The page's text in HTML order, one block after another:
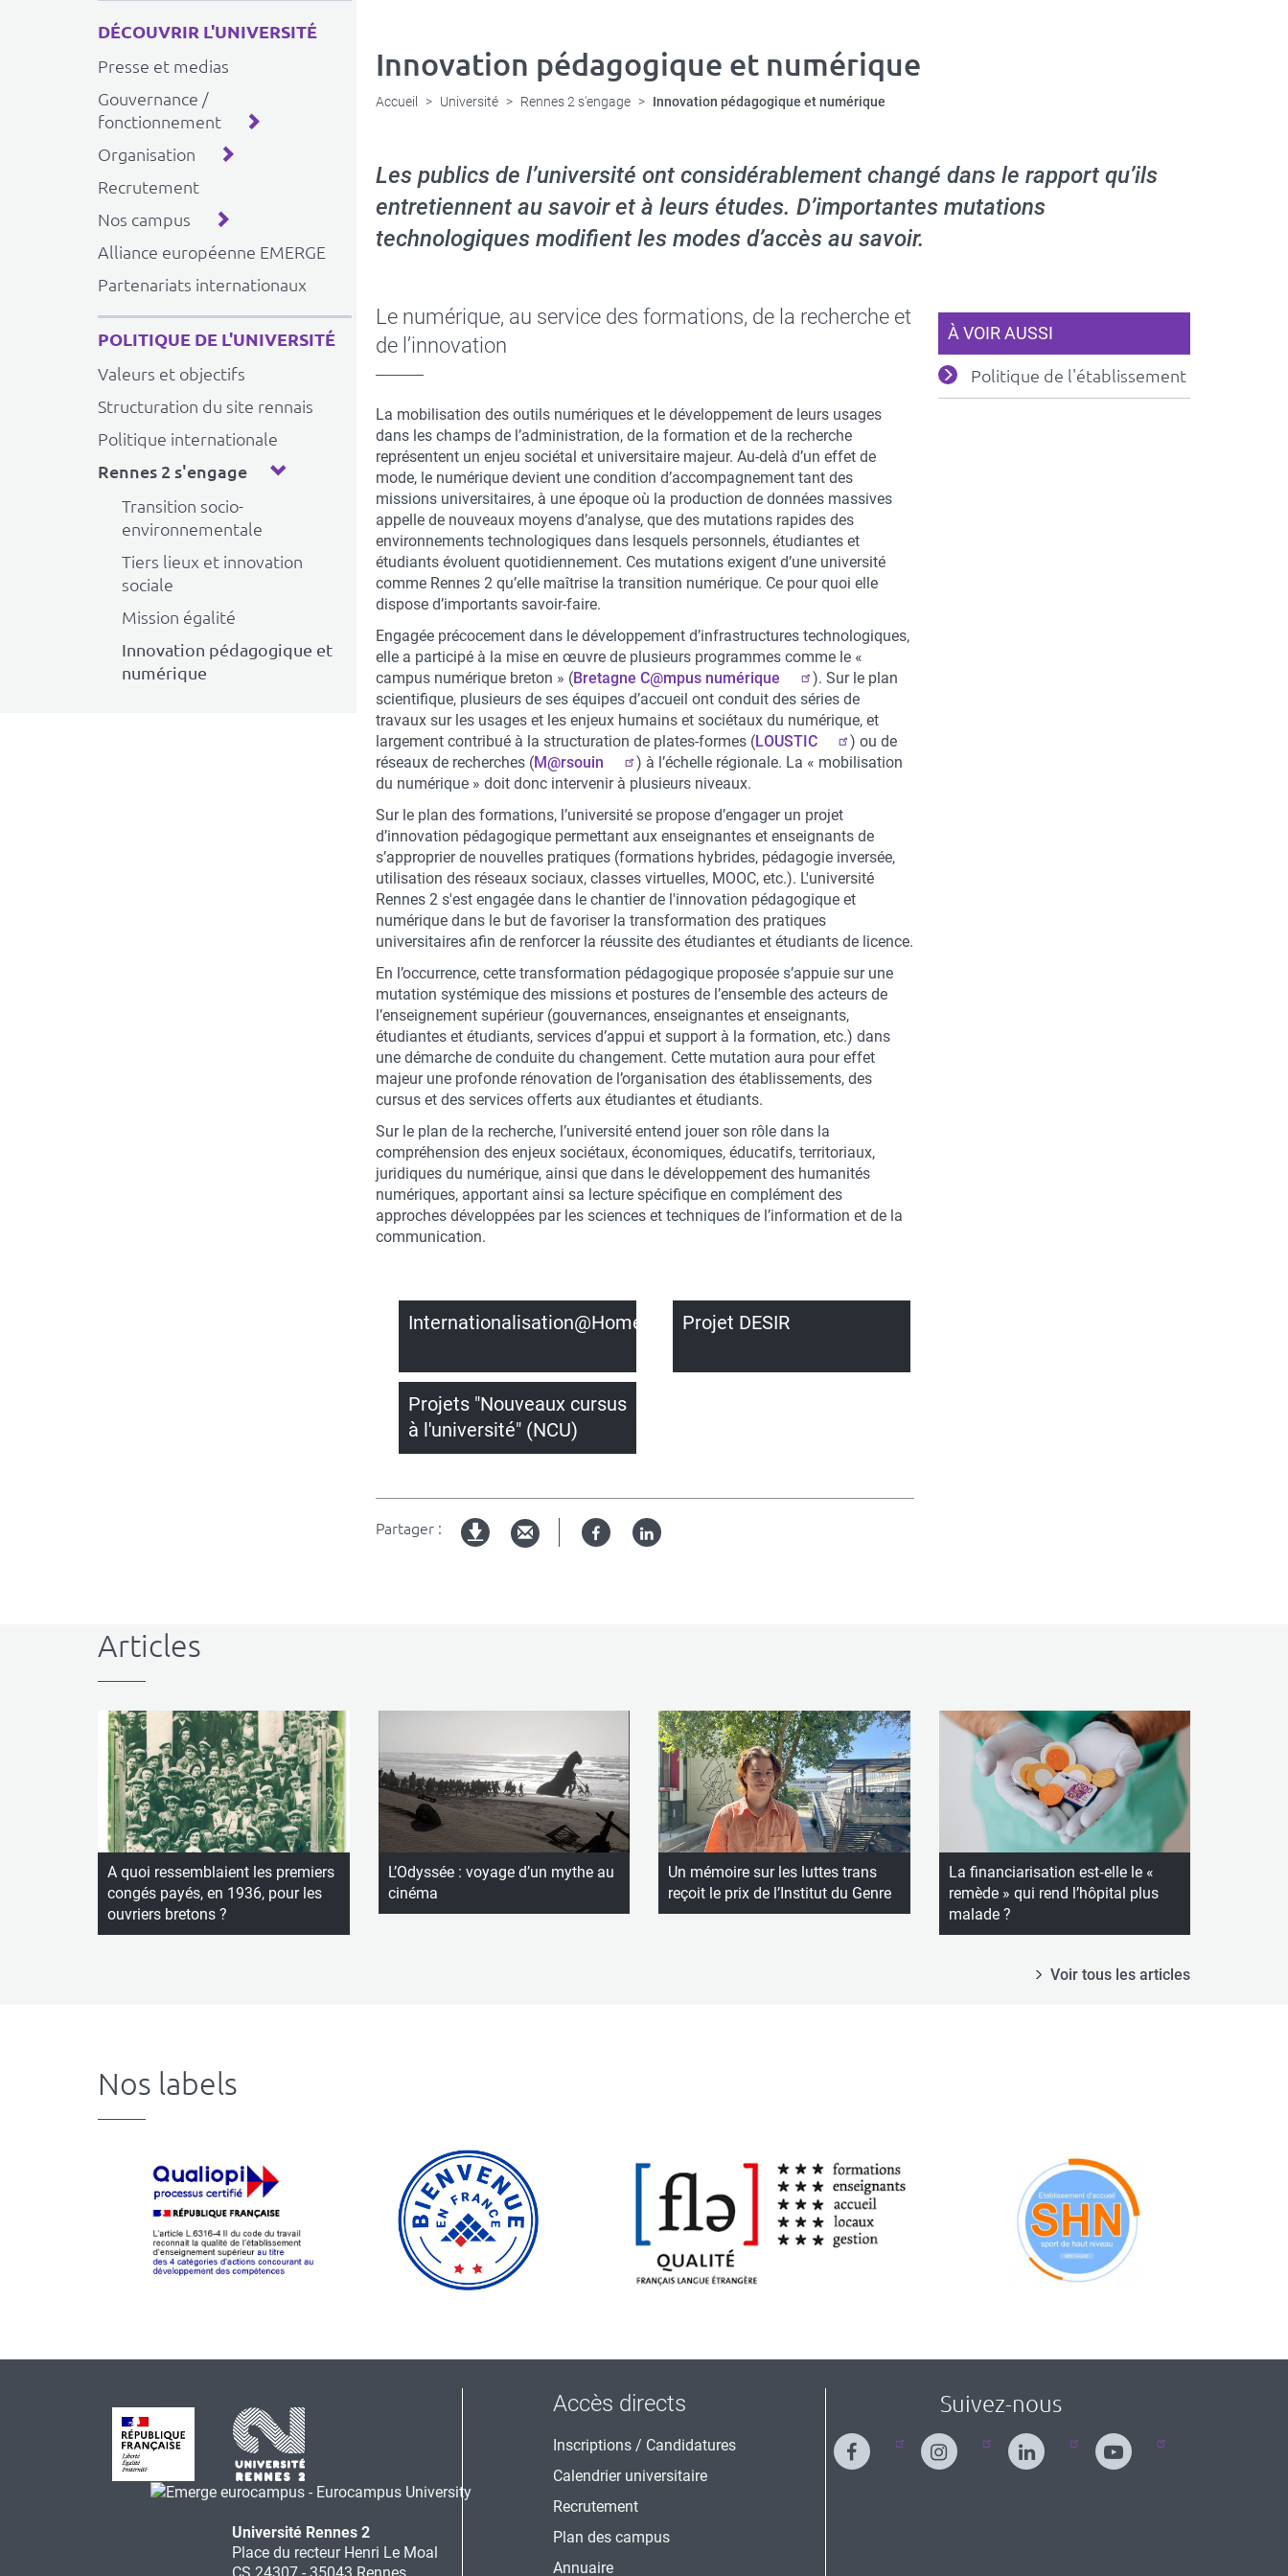
DÉCOUVRIR L'UNIVERSITÉ
Presse et medias
Gouvernance /
fonctionnement
Organisation
Recrutement
Nos campus
Alliance européenne EMERGE
Partenariats internationaux
POLITIQUE DE L'UNIVERSITÉ
Valeurs et objectifs
Structuration du site rennais
Politique internationale
Rennes 2 s'engage
Transition socio-
environnementale
Tiers lieux et innovation
sociale
Mission égalité
Innovation pédagogique et
numérique
Innovation pédagogique et numérique
Accueil Université Rennes 2 s'engage Innovation pédagogique et numérique
Les publics de l’université ont considérablement changé dans le rapport qu’ils
entretiennent au savoir et à leurs études. D’importantes mutations
technologiques modifient les modes d’accès au savoir.
Le numérique, au service des formations, de la recherche et
de l’innovation
La mobilisation des outils numériques et le développement de leurs usages
dans les champs de l’administration, de la formation et de la recherche
représentent un enjeu sociétal et universitaire majeur. Au-delà d’un effet de
mode, le numérique devient une condition d’accompagnement tant des
missions universitaires, à une époque où la production de données massives
appelle de nouveaux moyens d’analyse, que des mutations rapides des
environnements technologiques dans lesquels personnels, étudiantes et
étudiants évoluent quotidiennement. Ces mutations exigent d’une université
comme Rennes 2 qu’elle maîtrise la transition numérique. Ce pour quoi elle
dispose d’importants savoir-faire.
Engagée précocement dans le développement d’infrastructures technologiques,
elle a participé à la mise en œuvre de plusieurs programmes comme le «
campus numérique breton » (Bretagne C@mpus numérique
). Sur le plan
scientifique, plusieurs de ses équipes d’accueil ont conduit des séries de
travaux sur les usages et les enjeux humains et sociétaux du numérique, et
largement contribué à la structuration de plates-formes (LOUSTIC
) ou de
réseaux de recherches (M@rsouin
) à l’échelle régionale. La « mobilisation
du numérique » doit donc intervenir à plusieurs niveaux.
Sur le plan des formations, l’université se propose d’engager un projet
d’innovation pédagogique permettant aux enseignantes et enseignants de
s’approprier de nouvelles pratiques (formations hybrides, pédagogie inversée,
utilisation des réseaux sociaux, classes virtuelles, MOOC, etc.). L'université
Rennes 2 s'est engagée dans le chantier de l'innovation pédagogique et
numérique dans le but de favoriser la transformation des pratiques
universitaires afin de renforcer la réussite des étudiantes et étudiants de licence.
En l’occurrence, cette transformation pédagogique proposée s’appuie sur une
mutation systémique des missions et postures de l’ensemble des acteurs de
l’enseignement supérieur (gouvernances, enseignantes et enseignants,
étudiantes et étudiants, services d’appui et support à la formation, etc.) dans
une démarche de conduite du changement. Cette mutation aura pour effet
majeur une profonde rénovation de l’organisation des établissements, des
cursus et des services offerts aux étudiantes et étudiants.
Sur le plan de la recherche, l’université entend jouer son rôle dans la
compréhension des enjeux sociétaux, économiques, éducatifs, territoriaux,
juridiques du numérique, ainsi que dans le développement des humanités
numériques, apportant ainsi sa lecture spécifique en complément des
approches développées par les sciences et techniques de l’information et de la
communication.
Internationalisation@Home Projet DESIR
Projets "Nouveaux cursus
à l'université" (NCU)
Partager : FacebookLinked
À VOIR AUSSI
Politique de l'établissement
Articles
A quoi ressemblaient les premiers
congés payés, en 1936, pour les
ouvriers bretons ?
L’Odyssée : voyage d’un mythe au
cinéma
Un mémoire sur les luttes trans
reçoit le prix de l’Institut du Genre
La financiarisation est‑elle le «
remède » qui rend l’hôpital plus
malade ?
Voir tous les articles
Nos labels
Université Rennes 2
Place du recteur Henri Le Moal
CS 24307 - 35043 Rennes
Accès directs
Inscriptions / Candidatures
Calendrier universitaire
Recrutement
Plan des campus
Annuaire
Suivez-nous